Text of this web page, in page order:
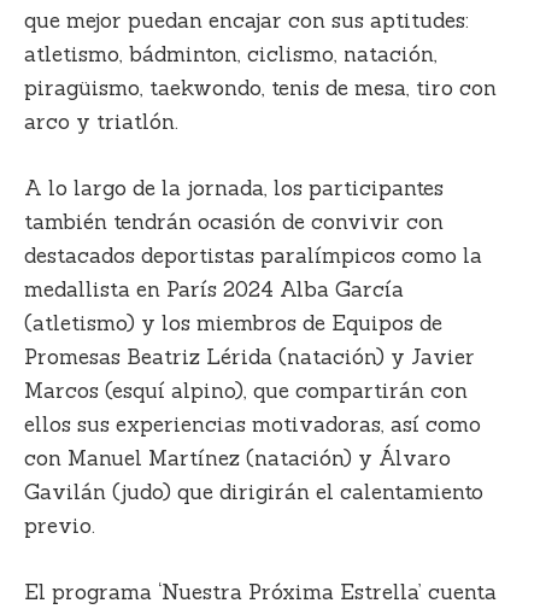
que mejor puedan encajar con sus aptitudes:
atletismo, bádminton, ciclismo, natación,
piragüismo, taekwondo, tenis de mesa, tiro con
arco y triatlón.
A lo largo de la jornada, los participantes
también tendrán ocasión de convivir con
destacados deportistas paralímpicos como la
medallista en París 2024 Alba García
(atletismo) y los miembros de Equipos de
Promesas Beatriz Lérida (natación) y Javier
Marcos (esquí alpino), que compartirán con
ellos sus experiencias motivadoras, así como
con Manuel Martínez (natación) y Álvaro
Gavilán (judo) que dirigirán el calentamiento
previo.
El programa ‘Nuestra Próxima Estrella’ cuenta